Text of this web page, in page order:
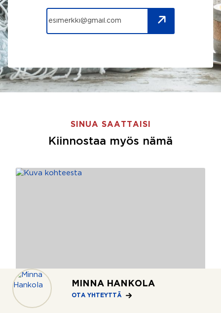
MINNA HANKOLA
OTA YHTEYTTÄ
SINUA SAATTAISI
Kiinnostaa myös nämä